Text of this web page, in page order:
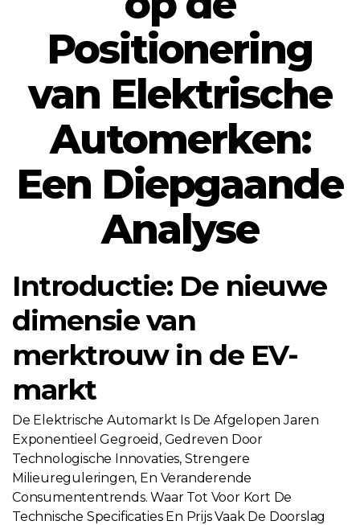
Positionering
van Elektrische
Automerken:
Een Diepgaande
Analyse
Introductie: De nieuwe
dimensie van
merktrouw in de EV-
markt
De Elektrische Automarkt Is De Afgelopen Jaren
Exponentieel Gegroeid, Gedreven Door
Technologische Innovaties, Strengere
Milieureguleringen, En Veranderende
Consumententrends. Waar Tot Voor Kort De
Technische Specificaties En Prijs Vaak De Doorslag